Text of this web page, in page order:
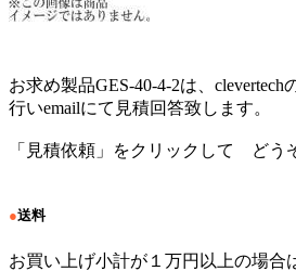
お求め製品GES-40-4-2は、
行いemailにて見積回答致します。
「見積依頼」をクリックして どう
●送料
お買い上げ小計が１万円以上の場合